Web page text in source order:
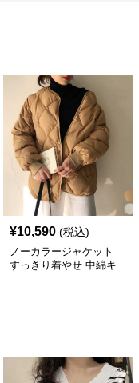
¥10,590 (税込)
ノーカラージャケット
すっきり着やせ 中綿キ